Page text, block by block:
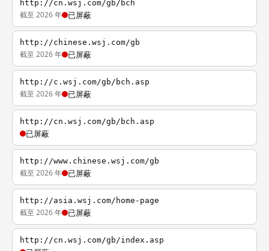
http://cn.wsj.com/gb/bch
截至 2026 年 已屏蔽
http://chinese.wsj.com/gb
截至 2026 年 已屏蔽
http://c.wsj.com/gb/bch.asp
截至 2026 年 已屏蔽
http://cn.wsj.com/gb/bch.asp
已屏蔽
http://www.chinese.wsj.com/gb
截至 2026 年 已屏蔽
http://asia.wsj.com/home-page
截至 2026 年 已屏蔽
http://cn.wsj.com/gb/index.asp